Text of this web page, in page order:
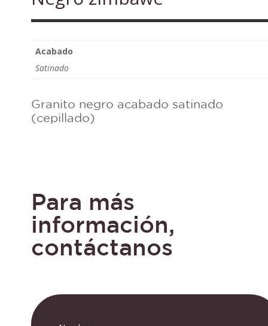
Acabado
Satinado
Granito negro acabado satinado
(cepillado)
Para más
información,
contáctanos